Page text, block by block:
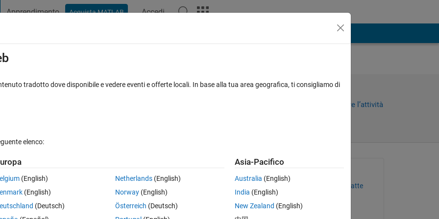
Apprendimento Acquista MATLAB Accedi
upon the rows defined by the
Accedi per seguire l’attività
o per rispondere.
Vinayak Appasaheb Bhatte
il 5 Lug 2018
tradotto dove disponibile e vedere eventi e offerte locali. In base alla tua area geografica, ti consigliamo di
elenco:
(English)
(English)
(Deutsch)
Netherlands(English)
Norway(English)
Österreich (Deutsch)
Asia-Pacifico
Australia (English)
India (English)
New Zealand (English)